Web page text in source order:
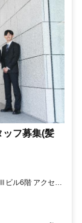
ッフ募集(髪
4分